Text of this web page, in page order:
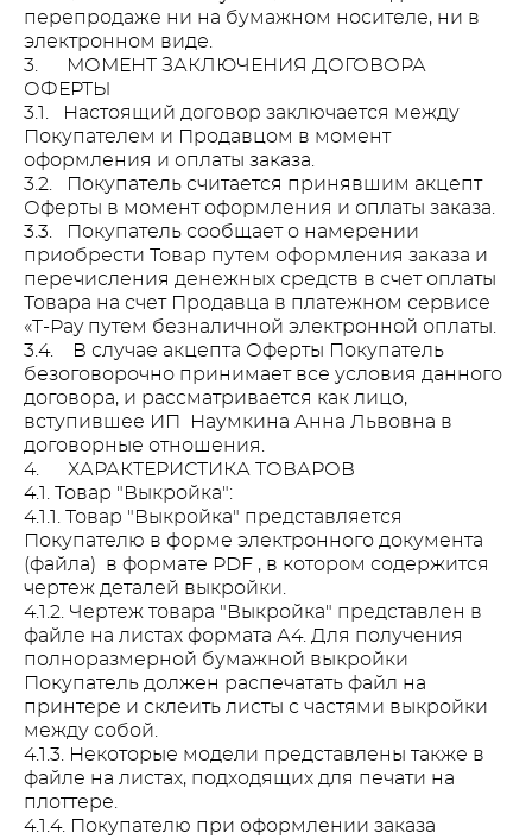
перепродаже ни на бумажном носителе, ни в
электронном виде.
3. МОМЕНТ ЗАКЛЮЧЕНИЯ ДОГОВОРА
ОФЕРТЫ
3.1. Настоящий договор заключается между
Покупателем и Продавцом в момент
оформления и оплаты заказа.
3.2. Покупатель считается принявшим акцепт
Оферты в момент оформления и оплаты заказа.
3.3. Покупатель сообщает о намерении
приобрести Товар путем оформления заказа и
перечисления денежных средств в счет оплаты
Товара на счет Продавца в платежном сервисе
«T-Pay путем безналичной электронной оплаты.
3.4. В случае акцепта Оферты Покупатель
безоговорочно принимает все условия данного
договора, и рассматривается как лицо,
вступившее ИП Наумкина Анна Львовна в
договорные отношения.
4. ХАРАКТЕРИСТИКА ТОВАРОВ
4.1. Товар "Выкройка":
4.1.1. Товар "Выкройка" представляется
Покупателю в форме электронного документа
(файла) в формате PDF , в котором содержится
чертеж деталей выкройки.
4.1.2. Чертеж товара "Выкройка" представлен в
файле на листах формата А4. Для получения
полноразмерной бумажной выкройки
Покупатель должен распечатать файл на
принтере и склеить листы с частями выкройки
между собой.
4.1.3. Некоторые модели представлены также в
файле на листах, подходящих для печати на
плоттере.
4.1.4. Покупателю при оформлении заказа